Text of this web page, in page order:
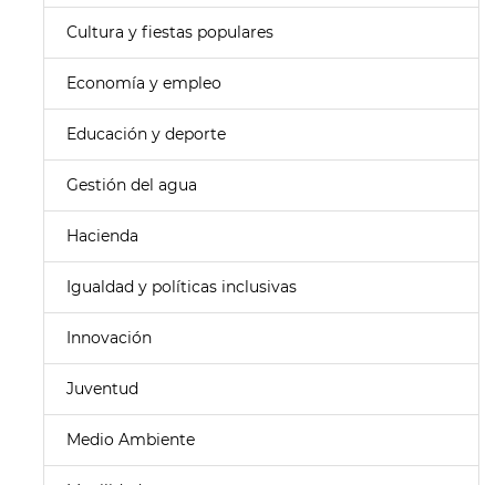
Cultura y fiestas populares
Economía y empleo
Educación y deporte
Gestión del agua
Hacienda
Igualdad y políticas inclusivas
Innovación
Juventud
Medio Ambiente